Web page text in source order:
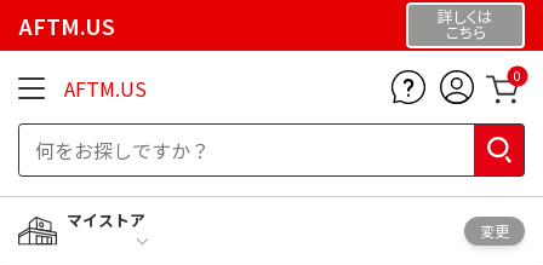
AFTM.US 詳しくは
こちら
AFTM.US 0
マイストア
変更